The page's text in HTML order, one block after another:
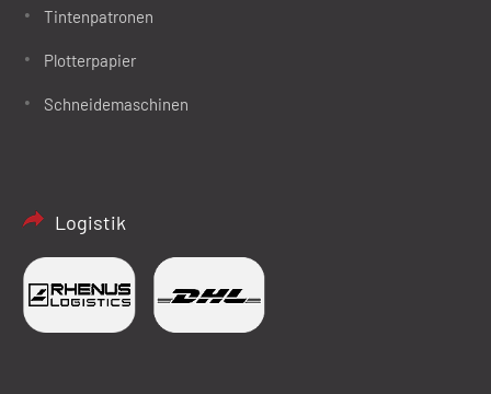
Tintenpatronen
Plotterpapier
Schneidemaschinen
Logistik